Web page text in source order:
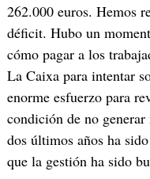
262.000 euros. Hemos
déficit. Hubo un
cómo pagar a los
La Caixa para intentar
enorme esfuerzo para
condición de no
dos últimos años ha
que la gestión ha sido